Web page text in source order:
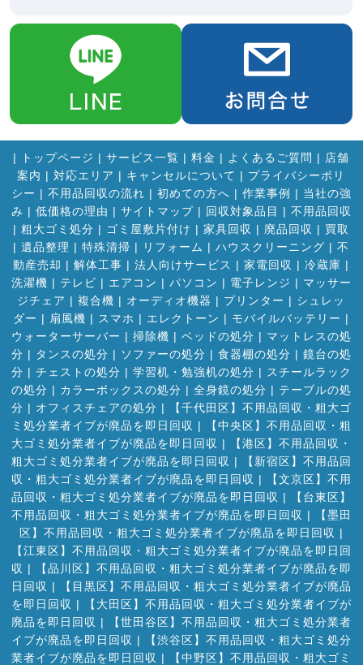
| トップページ | サービス一覧 | 料金 | よくあるご質問 | 店舗
案内 | 対応エリア | キャンセルについて | プライバシーポリ
シー | 不用品回収の流れ | 初めての方へ | 作業事例 | 当社の強
み | 低価格の理由 | サイトマップ| 回収対象品目 | 不用品回収
| 粗大ゴミ処分 | ゴミ屋敷片付け | 家具回収 | 廃品回収 | 買取
| 遺品整理 | 特殊清掃 | リフォーム | ハウスクリーニング | 不
動産売却 | 解体工事 | 法人向けサービス | 家電回収 | 冷蔵庫 |
洗濯機 | テレビ | エアコン | パソコン | 電子レンジ | マッサー
ジチェア | 複合機 | オーディオ機器 | プリンター | シュレッ
ダー | 扇風機 | スマホ | エレクトーン | モバイルバッテリー |
ウォーターサーバー | 掃除機 | ベッドの処分 | マットレスの処
分 | タンスの処分 | ソファーの処分 | 食器棚の処分 | 鏡台の処
分 | チェストの処分 | 学習机・勉強机の処分 | スチールラック
の処分 | カラーボックスの処分 | 全身鏡の処分 | テーブルの処
分 | オフィスチェアの処分 |
【千代田区】不用品回収・粗大ゴ
ミ処分業者イブが廃品を即日回収 |
【中央区】不用品回収・粗
大ゴミ処分業者イブが廃品を即日回収 |
【港区】不用品回収・
粗大ゴミ処分業者イブが廃品を即日回収 |
【新宿区】不用品回
収・粗大ゴミ処分業者イブが廃品を即日回収 |
【文京区】不用
品回収・粗大ゴミ処分業者イブが廃品を即日回収 |
【台東区】
不用品回収・粗大ゴミ処分業者イブが廃品を即日回収 |
【墨田
区】不用品回収・粗大ゴミ処分業者イブが廃品を即日回収 |
【江東区】不用品回収・粗大ゴミ処分業者イブが廃品を即日回
収 |
【品川区】不用品回収・粗大ゴミ処分業者イブが廃品を即
日回収 |
【目黒区】不用品回収・粗大ゴミ処分業者イブが廃品
を即日回収 |
【大田区】不用品回収・粗大ゴミ処分業者イブが
廃品を即日回収 |
【世田谷区】不用品回収・粗大ゴミ処分業者
イブが廃品を即日回収 |
【渋谷区】不用品回収・粗大ゴミ処分
業者イブが廃品を即日回収 |
【中野区】不用品回収・粗大ゴミ